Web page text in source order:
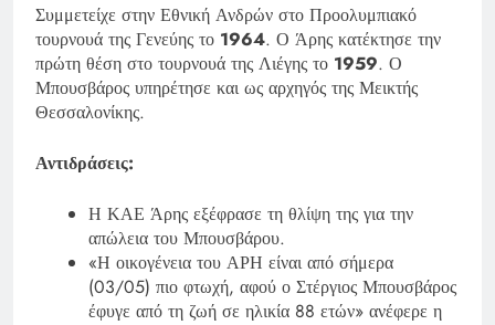
Συμμετείχε στην Εθνική Ανδρών στο Προολυμπιακό
τουρνουά της Γενεύης το 1964. Ο Άρης κατέκτησε την
πρώτη θέση στο τουρνουά της Λιέγης το 1959. Ο
Μπουσβάρος υπηρέτησε και ως αρχηγός της Μεικτής
Θεσσαλονίκης.
Αντιδράσεις:
Η ΚΑΕ Άρης εξέφρασε τη θλίψη της για την
απώλεια του Μπουσβάρου.
«Η οικογένεια του ΑΡΗ είναι από σήμερα
(03/05) πιο φτωχή, αφού ο Στέργιος Μπουσβάρος
έφυγε από τη ζωή σε ηλικία 88 ετών» ανέφερε η